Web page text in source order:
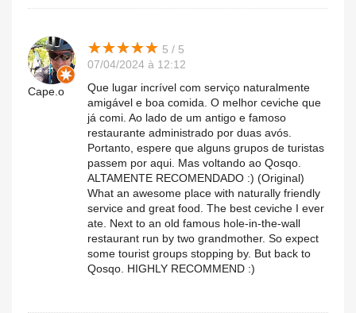
Cape.o
★★★★★
★★★★★ 5 / 5
07/04/2024 à 12:12
Que lugar incrível com serviço naturalmente
amigável e boa comida. O melhor ceviche que
já comi. Ao lado de um antigo e famoso
restaurante administrado por duas avós.
Portanto, espere que alguns grupos de turistas
passem por aqui. Mas voltando ao Qosqo.
ALTAMENTE RECOMENDADO :) (Original)
What an awesome place with naturally friendly
service and great food. The best ceviche I ever
ate. Next to an old famous hole-in-the-wall
restaurant run by two grandmother. So expect
some tourist groups stopping by. But back to
Qosqo. HIGHLY RECOMMEND :)